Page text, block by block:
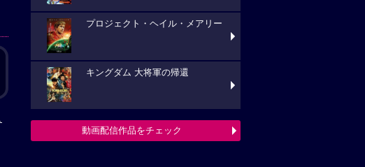
プロジェクト・ヘイル・メアリー
キングダム 大将軍の帰還
動画配信作品をチェック